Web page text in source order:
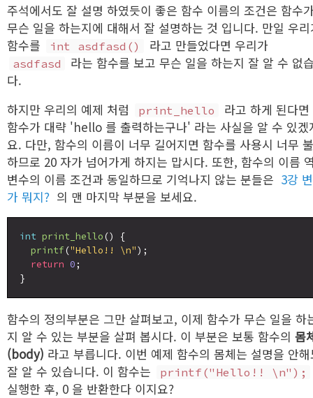
주석에서도 잘 설명 하였듯이 좋은 함수 이름의 조건은 함수
무슨 일을 하는지에 대해서 잘 설명하는 것 입니다. 만일 우
함수를
int asdfasd() 라고 만들었다면 우리가
asdfasd
라는 함수를 보고 무슨 일을 하는지 잘 알 수 없
다.
하지만 우리의 예제 처럼
print_hello
라고 하게 된다
함수가 대략 'hello 를 출력하는구나' 라는 사실을 알 수 있겠
요. 다만, 함수의 이름이 너무 길어지면 함수를 사용시 너무
하므로 20 자가 넘어가게 하지는 맙시다. 또한, 함수의 이름
변수의 이름 조건과 동일하므로 기억나지 않는 분들은 3강
가 뭐지? 의 맨 마지막 부분을 보세요.
int print_hello () {
printf ("Hello!! \n");
return 0 ;
함수의 정의부분은 그만 살펴보고, 이제 함수가 무슨 일을 하
지 알 수 있는 부분을 살펴 봅시다. 이 부분은 보통 함수의 몸
(body) 라고 부릅니다. 이번 예제 함수의 몸체는 설명을 안
잘 알 수 있습니다. 이 함수는
printf("Hello!! \n");
실행한 후, 0 을 반환한다 이지요?